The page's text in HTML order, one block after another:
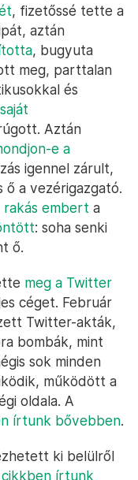
, fizetőssé tette a
aztán
, bugyuta
meg, parttalan
és
Aztán
e a
igennel zárult,
ő a vezérigazgató.
embert a
: soha senki
ő.
meg a Twitter
céget. Február
Twitter-akták,
bombák, mint
sok minden
működött a
oldala. A
írtunk bővebben.
ki belülről
írtunk